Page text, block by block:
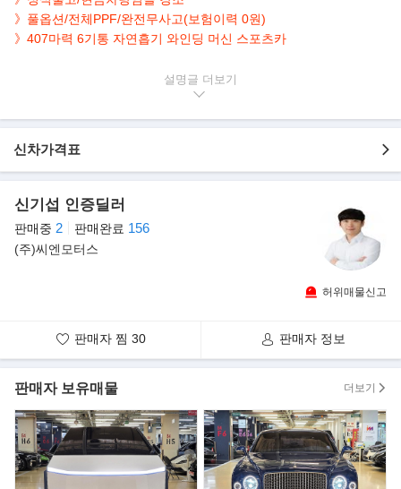
》 풀옵션/전체PPF/완전무사고(보험이력 0원)
》 407마력 6기통 자연흡기 와인딩 머신 스포츠카
- 8,800km 실주행
- 짧은 주행거리 보유
- 깔끔하게 관리된 실내/외
- 407마력 4.0L 6기통 자연흡기 스포츠카
설명글
신차가격표
신기섭 인증딜러
판매중 2 판매완료 156
(주)씨엔모터스
허위매물신고
판매자 찜 30 판매자 정보
판매자 보유매물 더보기